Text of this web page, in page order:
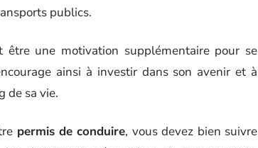
publics.
être une motivation supplémentaire pour se
ainsi à investir dans son avenir et à
de sa vie.
permis de conduire, vous devez bien suivre